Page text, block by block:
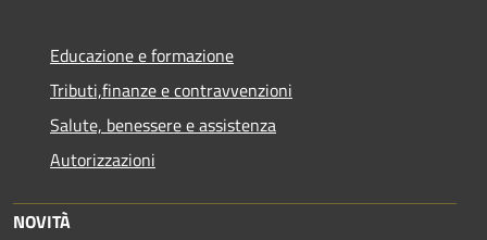
Educazione e formazione
Tributi,finanze e contravvenzioni
Salute, benessere e assistenza
Autorizzazioni
NOVITÀ